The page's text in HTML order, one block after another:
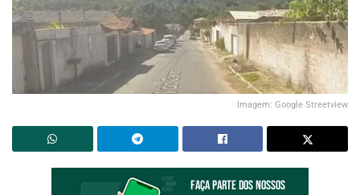
Imagem: Google Streetview